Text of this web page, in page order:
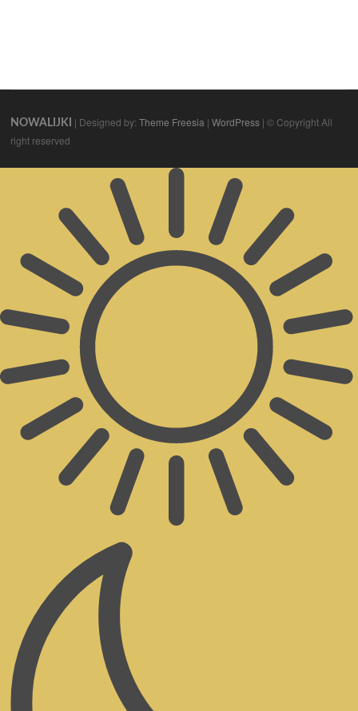
NOWALIJKI | Designed by:Theme Freesia |WordPress | © Copyright All
right reserved